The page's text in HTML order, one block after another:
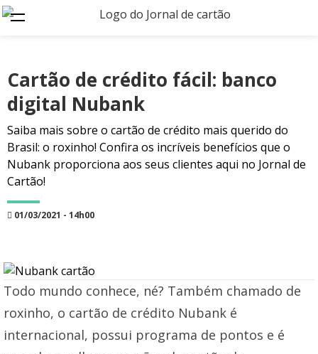
Cartão de crédito fácil: banco
digital Nubank
Saiba mais sobre o cartão de crédito mais querido do
Brasil: o roxinho! Confira os incríveis benefícios que o
Nubank proporciona aos seus clientes aqui no Jornal de
Cartão!
01/03/2021 - 14h00
Todo mundo conhece, né? Também chamado de
roxinho, o cartão de crédito Nubank é
internacional, possui programa de pontos e é